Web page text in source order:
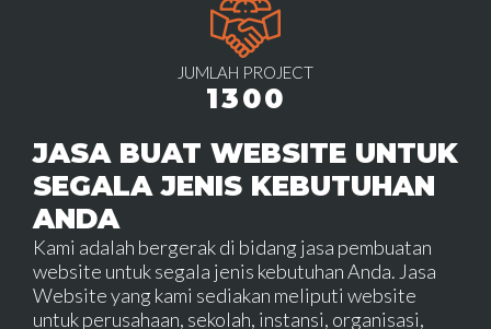
JUMLAH PROJECT
1300
JASA BUAT WEBSITE UNTUK
SEGALA JENIS KEBUTUHAN
ANDA
Kami adalah bergerak di bidang jasa pembuatan
website untuk segala jenis kebutuhan Anda. Jasa
Website yang kami sediakan meliputi website
untuk perusahaan, sekolah, instansi, organisasi,